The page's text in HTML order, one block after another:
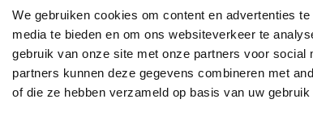
We gebruiken cookies om content en advertenties
media te bieden en om ons websiteverkeer te
gebruik van onze site met onze partners voor social
partners kunnen deze gegevens combineren met
of die ze hebben verzameld op basis van uw
Sociale Veiligheid
Privacy